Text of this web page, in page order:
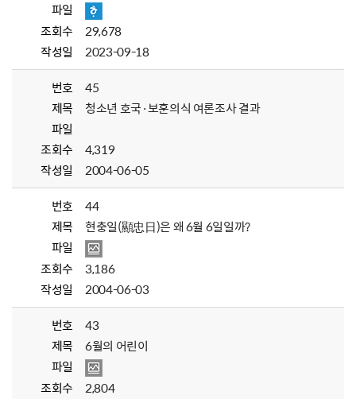
파일
조회수
29,678
작성일
2023-09-18
번호
45
제목
청소년 호국·보훈의식 여론조사 결과
파일
조회수
4,319
작성일
2004-06-05
번호
44
제목
현충일(顯忠日)은 왜 6월 6일일까?
파일
조회수
3,186
작성일
2004-06-03
번호
43
제목
6월의 어린이
파일
조회수
2,804